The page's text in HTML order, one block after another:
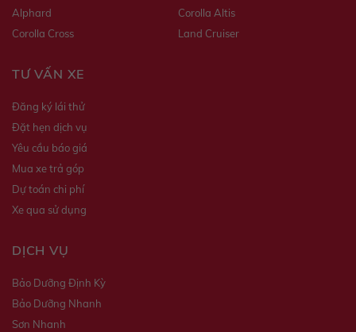
Alphard
Corolla Altis
Corolla Cross
Land Cruiser
TƯ VẤN XE
Đăng ký lái thử
Đặt hẹn dịch vụ
Yêu cầu báo giá
Mua xe trả góp
Dự toán chi phí
Xe qua sử dụng
DỊCH VỤ
Bảo Dưỡng Định Kỳ
Bảo Dưỡng Nhanh
Sơn Nhanh